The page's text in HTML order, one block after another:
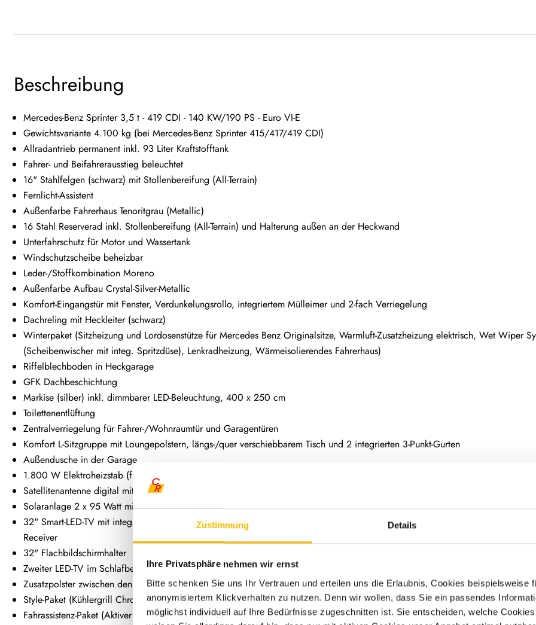
Zustimmung Details
Ihre Privatsphäre nehmen wir ernst
Bitte schenken Sie uns Ihr Vertrauen und erteilen uns die Erlaubnis, Cookies beispielsweise
anonymisiertem Klickverhalten zu nutzen. Denn wir wollen, dass Sie ein passendes
möglichst individuell auf Ihre Bedürfnisse zugeschnitten ist. Sie entscheiden, welche
Beschreibung
Mercedes-Benz Sprinter 3,5 t - 419 CDI - 140 KW/190 PS - Euro VI-E
Gewichtsvariante 4.100 kg (bei Mercedes-Benz Sprinter 415/417/419 CDI)
Allradantrieb permanent inkl. 93 Liter Kraftstofftank
Fahrer- und Beifahrerausstieg beleuchtet
16" Stahlfelgen (schwarz) mit Stollenbereifung (All-Terrain)
Fernlicht-Assistent
Außenfarbe Fahrerhaus Tenoritgrau (Metallic)
16 Stahl Reserverad inkl. Stollenbereifung (All-Terrain) und Halterung außen an der Heckwand
Unterfahrschutz für Motor und Wassertank
Windschutzscheibe beheizbar
Leder-/Stoffkombination Moreno
Außenfarbe Aufbau Crystal-Silver-Metallic
Komfort-Eingangstür mit Fenster, Verdunkelungsrollo, integriertem Mülleimer und 2-fach Verriegelung
Dachreling mit Heckleiter (schwarz)
Winterpaket (Sitzheizung und Lordosenstütze für Mercedes Benz Originalsitze, Warmluft-Zusatzheizung elektrisch, Wet Wiper
(Scheibenwischer mit integ. Spritzdüse), Lenkradheizung, Wärmeisolierendes Fahrerhaus)
Riffelblechboden in Heckgarage
GFK Dachbeschichtung
Markise (silber) inkl. dimmbarer LED-Beleuchtung, 400 x 250 cm
Toilettenentlüftung
Zentralverriegelung für Fahrer-/Wohnraumtür und Garagentüren
Komfort L-Sitzgruppe mit Loungepolstern, längs-/quer verschiebbarem Tisch und 2 integrierten 3-Punkt-Gurten
Außendusche in der Garage
1.800 W Elektroheizstab (für 6 kW Diesel-Warmluftheizung)
Satellitenantenne digital mit 80 cm Spiegel und Twin LNB
Solaranlage 2 x 95 Watt mit MPPT-Regler und Anzeige
32" Smart-LED-TV mit integrierten Lautsprechern, Fernbedienung, DVD-Laufwerk, HYMER Smart-Multimedia-System (DVB-T/C,
Receiver
32" Flachbildschirmhalter
Zweiter LED-TV im Schlafbereich 22" TFT mit integrierten Lautsprechern, DVD-Laufwerk, DVB-T/C, DVB-S2, Verkabelung und
Zusatzpolster zwischen den Längseinzelbetten inkl. integrierter Komfortaufstieg
Style-Paket (Kühlergrill Chrom, Stoßfänger, Anbauteile und Kühlergrillrahmen in Wagenfarbe lackiert, Nebelscheinwerfer mit
Fahrassistenz-Paket (Aktiver Spurhalte-Assistent, Aufmerksamkeits-Assistent, Fernlicht-Assistent, Verkehrszeichen-Assistent,